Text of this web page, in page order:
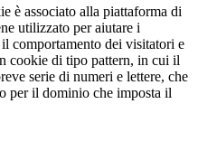
è associato alla piattaforma di
utilizzato per aiutare i
comportamento dei visitatori e
cookie di tipo pattern, in cui il
serie di numeri e lettere, che
per il dominio che imposta il